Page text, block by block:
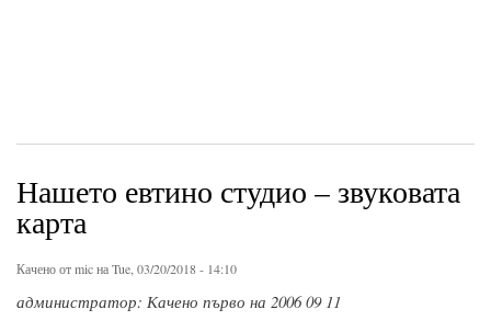
Нашето евтино студио – звуковата
карта
Качено отmicна Tue, 03/20/2018 - 14:10
администратор: Качено първо на 2006 09 11